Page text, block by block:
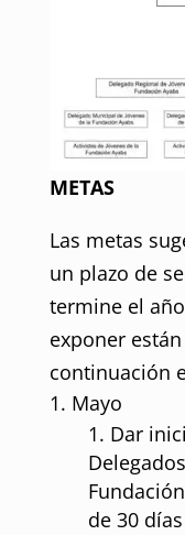
METAS
Las metas
un plazo de
termine el
exponer
continuación
Mayo
Dar
de 30